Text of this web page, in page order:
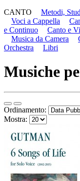
CANTO
Metodi,
Voci a Cappella
e Continuo
Canto e
Musica da Camera
Orchestra
Libri
Musiche
Ordinamento:
Mostra: